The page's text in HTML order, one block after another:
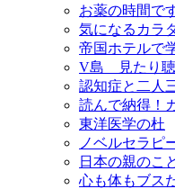
お薬の時間で
気になるカラ
帝国ホテルで
V島 見たり聴
認知症と二人
読んで納得！
東洋医学の杜
ノベルセラピ
日本の親のこ
心も体もブス